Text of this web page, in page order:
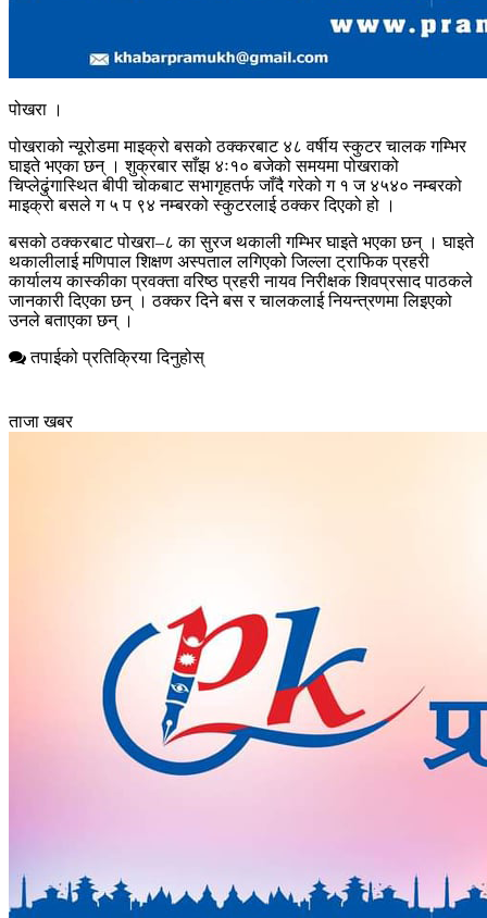
पोखरा ।
पोखराको न्यूरोडमा माइक्रो बसको ठक्करबाट ४८ वर्षीय स्कुटर चालक गम्भिर
घाइते भएका छन् । शुक्रबार साँझ ४ः१० बजेको समयमा पोखराको
चिप्लेढुंगास्थित बीपी चोकबाट सभागृहतर्फ जाँदै गरेको ग १ ज ४५४० नम्बरको
माइक्रो बसले ग ५ प ९४ नम्बरको स्कुटरलाई ठक्कर दिएको हो ।
बसको ठक्करबाट पोखरा–८ का सुरज थकाली गम्भिर घाइते भएका छन् । घाइते
थकालीलाई मणिपाल शिक्षण अस्पताल लगिएको जिल्ला ट्राफिक प्रहरी
कार्यालय कास्कीका प्रवक्ता वरिष्ठ प्रहरी नायव निरीक्षक शिवप्रसाद पाठकले
जानकारी दिएका छन् । ठक्कर दिने बस र चालकलाई नियन्त्रणमा लिइएको
उनले बताएका छन् ।
तपाईको प्रतिक्रिया दिनुहोस्
ताजा खबर